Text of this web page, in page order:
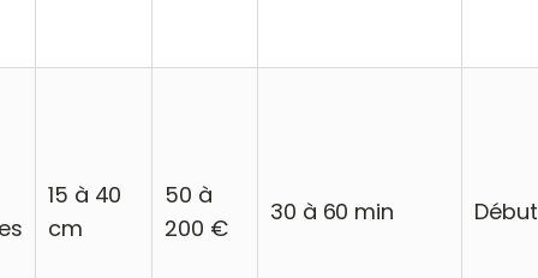
15 à 40
cm
50 à
200 €
30 à 60 min